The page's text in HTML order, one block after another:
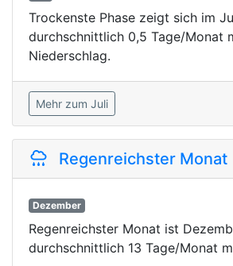
Trockenste Phase zeigt sich im
durchschnittlich 0,5 Tage/Monat
Niederschlag.
Mehr zum Juli
Regenreichster Monat
Dezember
Regenreichster Monat ist
durchschnittlich 13 Tage/Monat